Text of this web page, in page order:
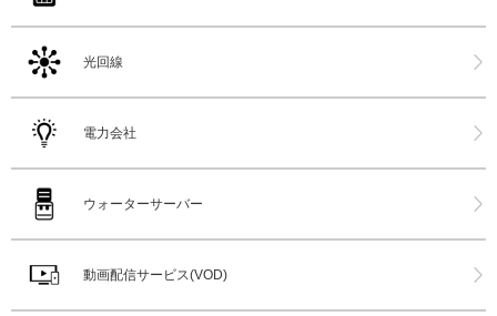
光回線
電力会社
ウォーターサーバー
動画配信サービス(VOD)